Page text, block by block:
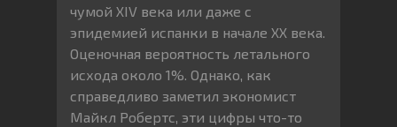
чумой XIV века или даже с
эпидемией испанки в начале ХХ века.
Оценочная вероятность летального
исхода около 1%. Однако, как
справедливо заметил экономист
Майкл Робертс, эти цифры что-то